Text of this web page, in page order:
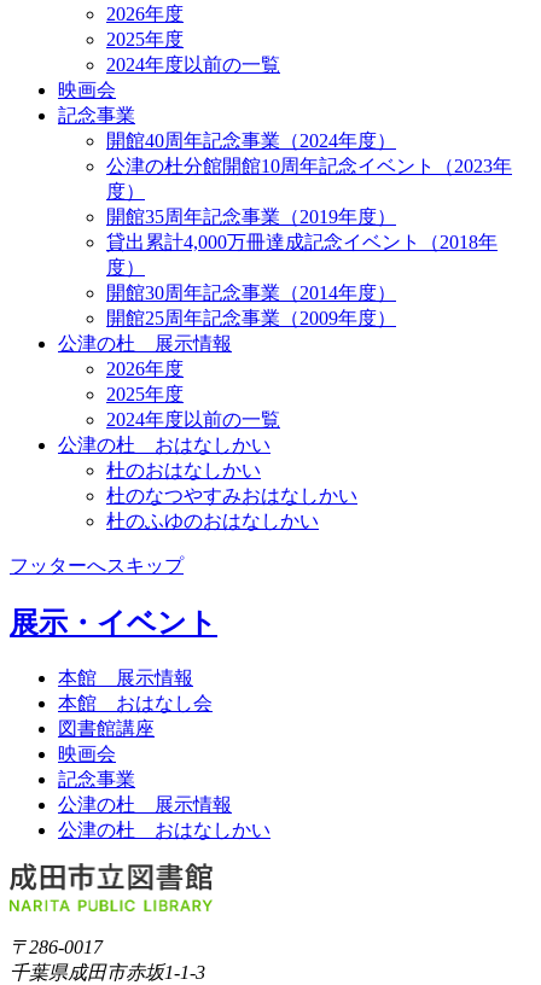
2026年度
2025年度
2024年度以前の一覧
映画会
記念事業
開館40周年記念事業（2024年度）
公津の杜分館開館10周年記念イベント（2023年
度）
開館35周年記念事業（2019年度）
貸出累計4,000万冊達成記念イベント（2018年
度）
開館30周年記念事業（2014年度）
開館25周年記念事業（2009年度）
公津の杜 展示情報
2026年度
2025年度
2024年度以前の一覧
公津の杜 おはなしかい
杜のおはなしかい
杜のなつやすみおはなしかい
杜のふゆのおはなしかい
フッターへスキップ
展示・イベント
本館 展示情報
本館 おはなし会
図書館講座
映画会
記念事業
公津の杜 展示情報
公津の杜 おはなしかい
〒286-0017
千葉県成田市赤坂1-1-3